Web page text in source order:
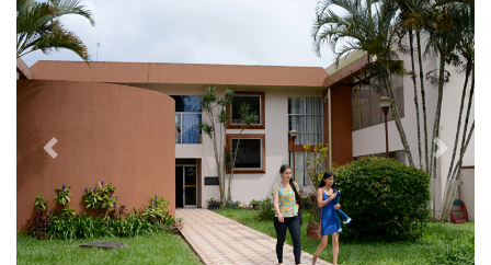
Previous Next